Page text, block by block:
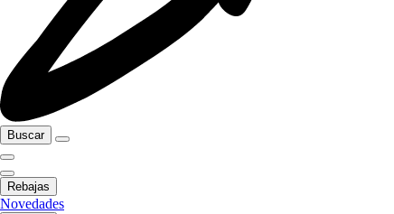
Buscar
Rebajas
Novedades